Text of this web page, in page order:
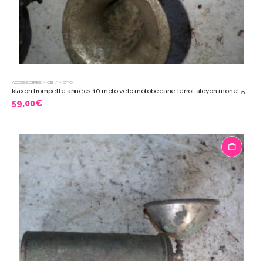
ACCESSOIRES MOB / MOTO
klaxon trompette années 10 moto vélo motobecane terrot alcyon monet 5525
59,00€